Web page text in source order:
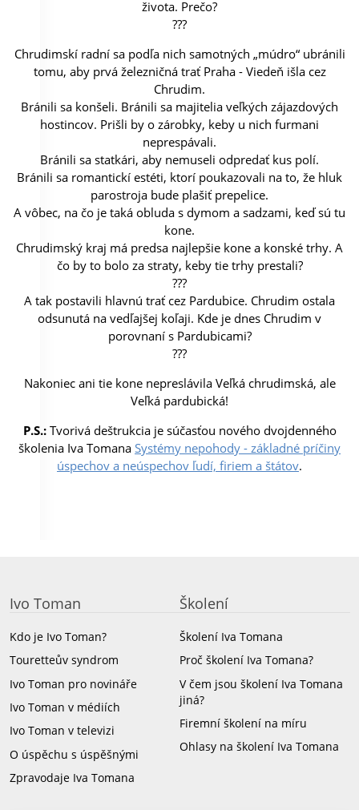
života. Prečo?
???
Chrudimskí radní sa podľa nich samotných „múdro“ ubránili
tomu, aby prvá železničná trať Praha - Viedeň išla cez
Chrudim.
Bránili sa konšeli. Bránili sa majitelia veľkých zájazdových
hostincov. Prišli by o zárobky, keby u nich furmani
neprespávali.
Bránili sa statkári, aby nemuseli odpredať kus polí.
Bránili sa romantickí estéti, ktorí poukazovali na to, že hluk
parostroja bude plašiť prepelice.
A vôbec, na čo je taká obluda s dymom a sadzami, keď sú tu
kone.
Chrudimský kraj má predsa najlepšie kone a konské trhy. A
čo by to bolo za straty, keby tie trhy prestali?
???
A tak postavili hlavnú trať cez Pardubice. Chrudim ostala
odsunutá na vedľajšej koľaji. Kde je dnes Chrudim v
porovnaní s Pardubicami?
???
Nakoniec ani tie kone nepreslávila Veľká chrudimská, ale
Veľká pardubická!
P.S.:Tvorivá deštrukcia je súčasťou nového dvojdenného
školenia Iva Tomana Systémy nepohody - základné príčiny
úspechov a neúspechov ľudí, firiem a štátov.
Ivo Toman
Kdo je Ivo Toman?
Touretteův syndrom
Ivo Toman pro novináře
Ivo Toman v médiích
Ivo Toman v televizi
O úspěchu s úspěšnými
Zpravodaje Iva Tomana
Školení
Školení Iva Tomana
Proč školení Iva Tomana?
V čem jsou školení Iva Tomana
jiná?
Firemní školení na míru
Ohlasy na školení Iva Tomana